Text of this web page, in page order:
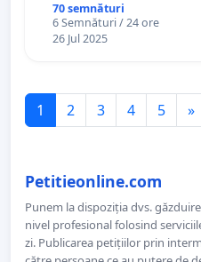
70 semnături
6 Semnături / 24 ore
26 Jul 2025
1 2 3 4 5 »
Petitieonline.com
Punem la dispoziția dvs.
nivel profesional folosind
zi. Publicarea petițiilor prin